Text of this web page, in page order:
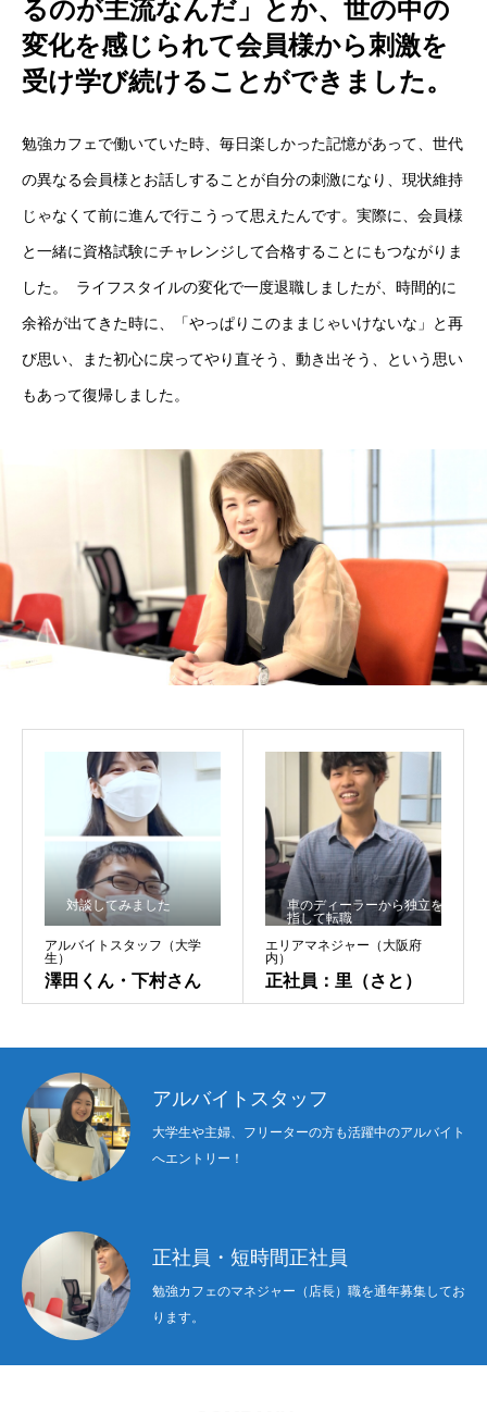
RECRUIT
るのが主流なんだ」とか、世の中の
変化を感じられて会員様から刺激を
受け学び続けることができました。
勉強カフェで働いていた時、毎日楽しかった記憶があって、世代
の異なる会員様とお話しすることが自分の刺激になり、現状維持
じゃなくて前に進んで行こうって思えたんです。実際に、会員様
と一緒に資格試験にチャレンジして合格することにもつながりま
した。 ライフスタイルの変化で一度退職しましたが、時間的に
余裕が出てきた時に、「やっぱりこのままじゃいけないな」と再
び思い、また初心に戻ってやり直そう、動き出そう、という思い
もあって復帰しました。
アルバイトスタッフ（大学
生）
澤田くん・下村さん
対談してみました
エリアマネジャー（大阪府
内）
正社員：里（さと）
車のディーラーから独立を目
指して転職
アルバイトスタッフ
大学生や主婦、フリーターの方も活躍中のアルバイト
へエントリー！
正社員・短時間正社員
勉強カフェのマネジャー（店長）職を通年募集してお
ります。